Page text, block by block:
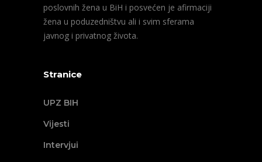
poslovnih žena u BiH i posvećen je afirmaciji
žena u poduzedništvu ali i svim sferama
javnog i privatnog života.
Stranice
UPZ BIH
Vijesti
Intervjui